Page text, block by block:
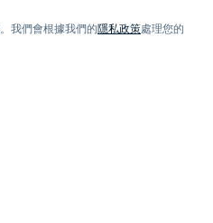
。我們會根據我們的隱私政策處理您的